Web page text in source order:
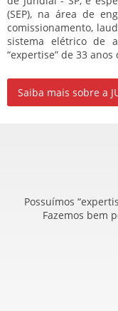
(SEP), na área de
comissionamento,
sistema elétrico de
“expertise” de 33
Saiba mais sobre a
Possuímos
Fazemos bem